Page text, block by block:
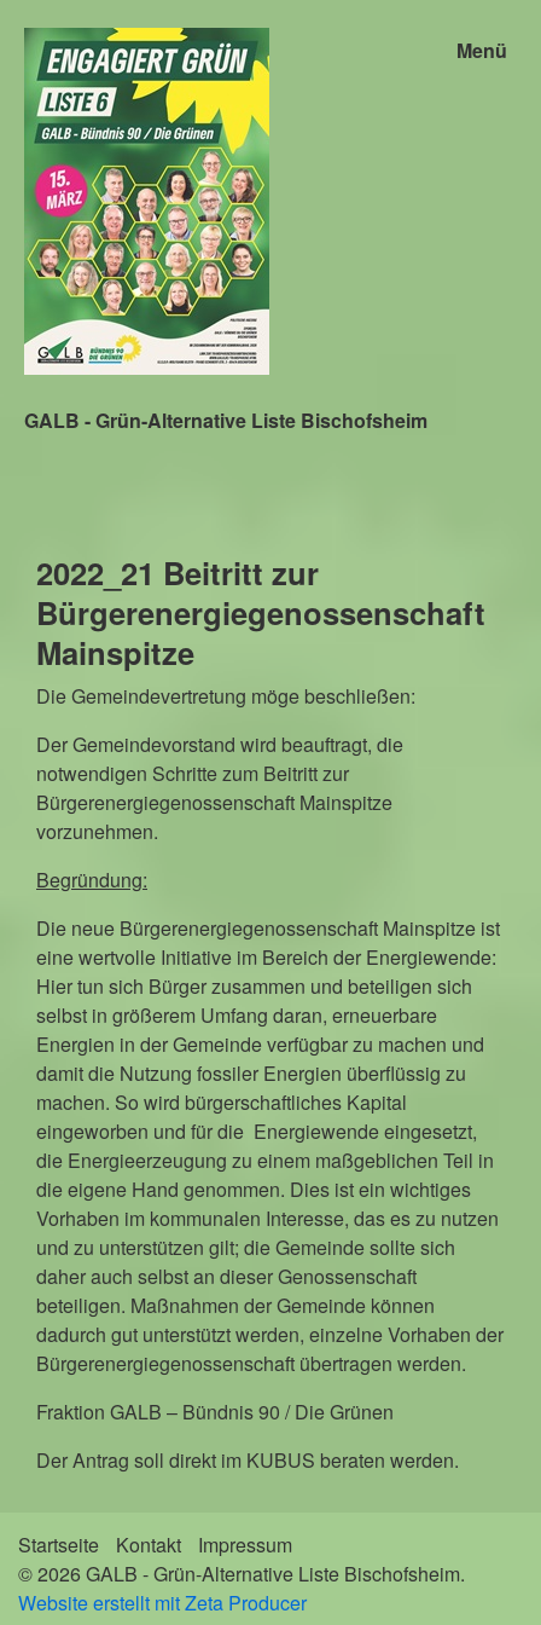
GALB - Grün-Alternative Liste Bischofsheim
Menü
2022_21 Beitritt zur
Bürgerenergiegenossenschaft
Mainspitze
Die Gemeindevertretung möge beschließen:
Der Gemeindevorstand wird beauftragt, die
notwendigen Schritte zum Beitritt zur
Bürgerenergiegenossenschaft Mainspitze
vorzunehmen.
Begründung:
Die neue Bürgerenergiegenossenschaft Mainspitze ist
eine wertvolle Initiative im Bereich der Energiewende:
Hier tun sich Bürger zusammen und beteiligen sich
selbst in größerem Umfang daran, erneuerbare
Energien in der Gemeinde verfügbar zu machen und
damit die Nutzung fossiler Energien überflüssig zu
machen. So wird bürgerschaftliches Kapital
eingeworben und für die Energiewende eingesetzt,
die Energieerzeugung zu einem maßgeblichen Teil in
die eigene Hand genommen. Dies ist ein wichtiges
Vorhaben im kommunalen Interesse, das es zu nutzen
und zu unterstützen gilt; die Gemeinde sollte sich
daher auch selbst an dieser Genossenschaft
beteiligen. Maßnahmen der Gemeinde können
dadurch gut unterstützt werden, einzelne Vorhaben der
Bürgerenergiegenossenschaft übertragen werden.
Fraktion GALB – Bündnis 90 / Die Grünen
Der Antrag soll direkt im KUBUS beraten werden.
Startseite Kontakt
Impressum
© 2026 GALB - Grün-Alternative Liste Bischofsheim.
Website erstellt mit Zeta Producer